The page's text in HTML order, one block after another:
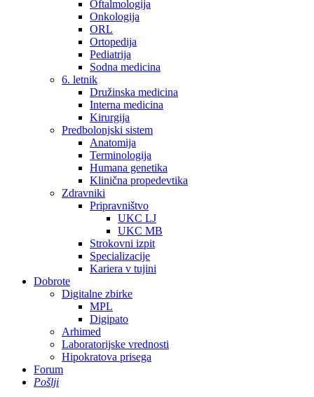
Oftalmologija
Onkologija
ORL
Ortopedija
Pediatrija
Sodna medicina
6. letnik
Družinska medicina
Interna medicina
Kirurgija
Predbolonjski sistem
Anatomija
Terminologija
Humana genetika
Klinična propedevtika
Zdravniki
Pripravništvo
UKC LJ
UKC MB
Strokovni izpit
Specializacije
Kariera v tujini
Dobrote
Digitalne zbirke
MPL
Digipato
Arhimed
Laboratorijske vrednosti
Hipokratova prisega
Forum
Pošlji